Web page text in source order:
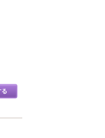
る